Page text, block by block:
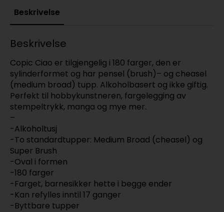
Beskrivelse
Beskrivelse
Copic Ciao er tilgjengelig i 180 farger, den er
sylinderformet og har pensel (brush)– og cheasel
(medium broad) tupp. Alkoholbasert og ikke giftig.
Perfekt til hobbykunstneren, fargelegging av
stempeltrykk, manga og mye mer.
–
-Alkoholtusj
-To standardtupper: Medium Broad (cheasel) og
Super Brush
-Oval i formen
-180 farger
-Farget, barnesikker hette i begge ender
-Kan refylles inntil 17 ganger
-Byttbare tupper